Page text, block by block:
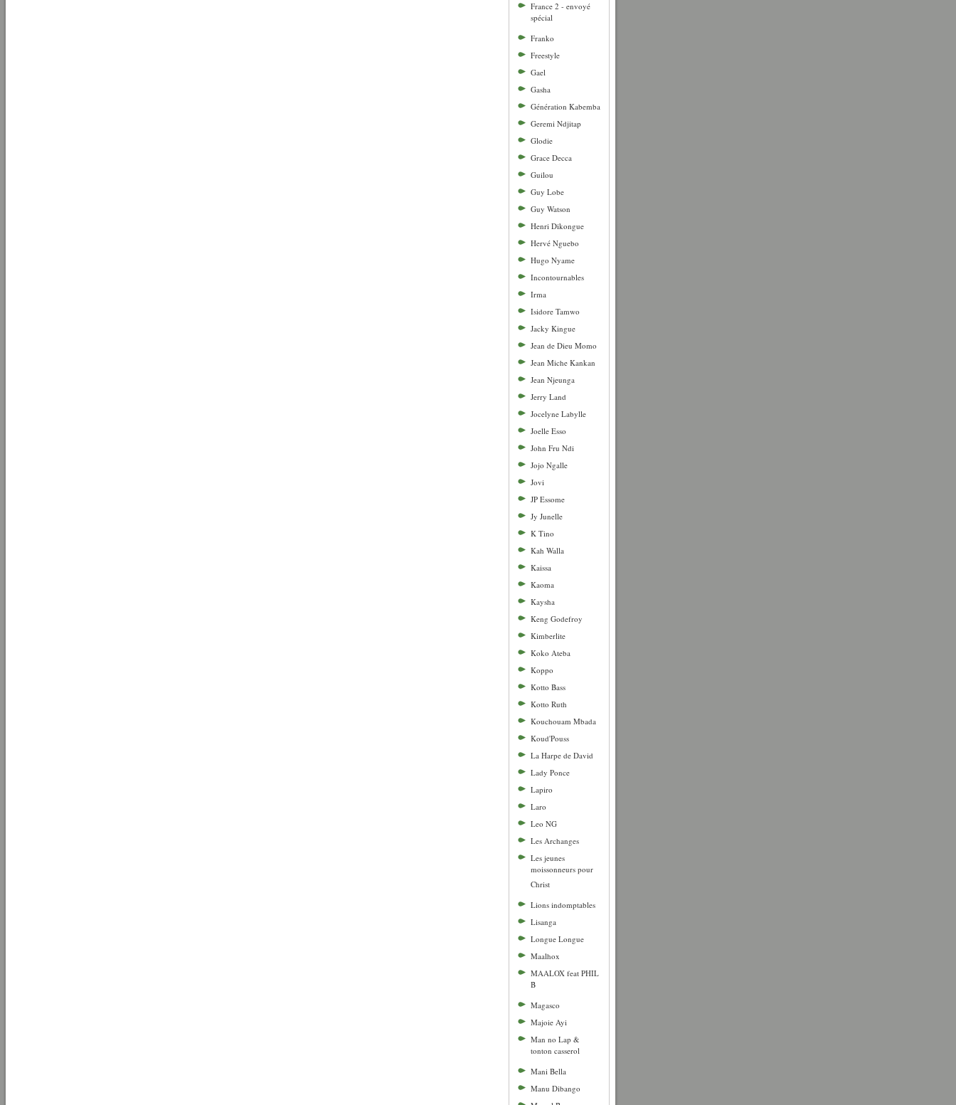
France 2 - envoyé
spécial
Franko
Freestyle
Gael
Gasha
Génération Kabemba
Geremi Ndjitap
Glodie
Grace Decca
Guilou
Guy Lobe
Guy Watson
Henri Dikongue
Hervé Nguebo
Hugo Nyame
Incontournables
Irma
Isidore Tamwo
Jacky Kingue
Jean de Dieu Momo
Jean Miche Kankan
Jean Njeunga
Jerry Land
Jocelyne Labylle
Joelle Esso
John Fru Ndi
Jojo Ngalle
Jovi
JP Essome
Jy Junelle
K Tino
Kah Walla
Kaissa
Kaoma
Kaysha
Keng Godefroy
Kimberlite
Koko Ateba
Koppo
Kotto Bass
Kotto Ruth
Kouchouam Mbada
Koud'Pouss
La Harpe de David
Lady Ponce
Lapiro
Laro
Leo NG
Les Archanges
Les jeunes
moissonneurs pour
Christ
Lions indomptables
Lisanga
Longue Longue
Maalhox
MAALOX feat PHIL
B
Magasco
Majoie Ayi
Man no Lap &
tonton casserol
Mani Bella
Manu Dibango